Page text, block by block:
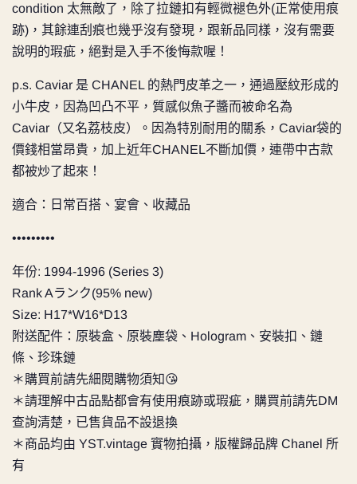
condition 太無敵了，除了拉鏈扣有輕微褪色外(正常使用痕
跡)，其餘連刮痕也幾乎沒有發現，跟新品同樣，沒有需要
說明的瑕疵，絕對是入手不後悔款喔！
p.s. Caviar 是 CHANEL 的熱門皮革之一，通過壓紋形成的
小牛皮，因為凹凸不平，質感似魚子醬而被命名為
Caviar（又名荔枝皮）。因為特別耐用的關系，Caviar袋的
價錢相當昂貴，加上近年CHANEL不斷加價，連帶中古款
都被炒了起來！
適合：日常百搭、宴會、收藏品
•••••••••
年份: 1994-1996 (Series 3)
Rank Aランク(95% new)
Size: H17*W16*D13
附送配件：原裝盒、原裝塵袋、Hologram、安裝扣、鏈
條、珍珠鏈
＊購買前請先細閱購物須知😘
＊請理解中古品點都會有使用痕跡或瑕疵，購買前請先DM
查詢清楚，已售貨品不設退換
＊商品均由 YST.vintage 實物拍攝，版權歸品牌 Chanel 所
有